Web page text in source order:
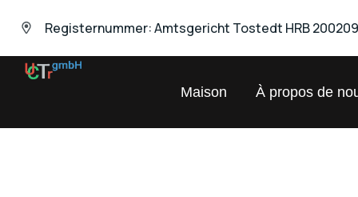
Registernummer: Amtsgericht Tostedt HRB 200209
Maison À propos de